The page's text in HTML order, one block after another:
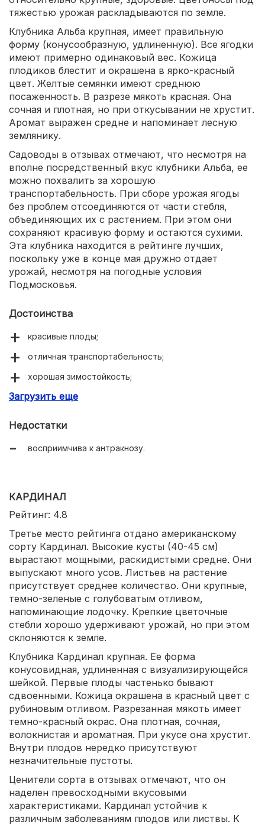
тяжестью урожая раскладываются по земле.
Клубника Альба крупная, имеет правильную
форму (конусообразную, удлиненную). Все ягодки
имеют примерно одинаковый вес. Кожица
плодиков блестит и окрашена в ярко-красный
цвет. Желтые семянки имеют среднюю
посаженность. В разрезе мякоть красная. Она
сочная и плотная, но при откусывании не хрустит.
Аромат выражен средне и напоминает лесную
землянику.
Садоводы в отзывах отмечают, что несмотря на
вполне посредственный вкус клубники Альба, ее
можно похвалить за хорошую
транспортабельность. При сборе урожая ягоды
без проблем отсоединяются от части стебля,
объединяющих их с растением. При этом они
сохраняют красивую форму и остаются сухими.
Эта клубника находится в рейтинге лучших,
поскольку уже в конце мая дружно отдает
урожай, несмотря на погодные условия
Подмосковья.
Достоинства
красивые плоды;
отличная транспортабельность;
хорошая зимостойкость;
устойчива к многим заболеваниям;
Загрузить еще
Недостатки
восприимчива к антракнозу.
КАРДИНАЛ
Рейтинг: 4.8
Третье место рейтинга отдано американскому
сорту Кардинал. Высокие кусты (40-45 см)
вырастают мощными, раскидистыми средне. Они
выпускают много усов. Листьев на растение
присутствует среднее количество. Они крупные,
темно-зеленые с голубоватым отливом,
напоминающие лодочку. Крепкие цветочные
стебли хорошо удерживают урожай, но при этом
склоняются к земле.
Клубника Кардинал крупная. Ее форма
конусовидная, удлиненная с визуализирующейся
шейкой. Первые плоды частенько бывают
сдвоенными. Кожица окрашена в красный цвет с
рубиновым отливом. Разрезанная мякоть имеет
темно-красный окрас. Она плотная, сочная,
волокнистая и ароматная. При укусе она хрустит.
Внутри плодов нередко присутствуют
незначительные пустоты.
Ценители сорта в отзывах отмечают, что он
наделен превосходными вкусовыми
характеристиками. Кардинал устойчив к
различным заболеваниям плодов или листвы. К